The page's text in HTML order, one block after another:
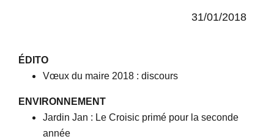
31/01/2018
ÉDITO
Vœux du maire 2018 : discours
ENVIRONNEMENT
Jardin Jan : Le Croisic primé pour la seconde
année